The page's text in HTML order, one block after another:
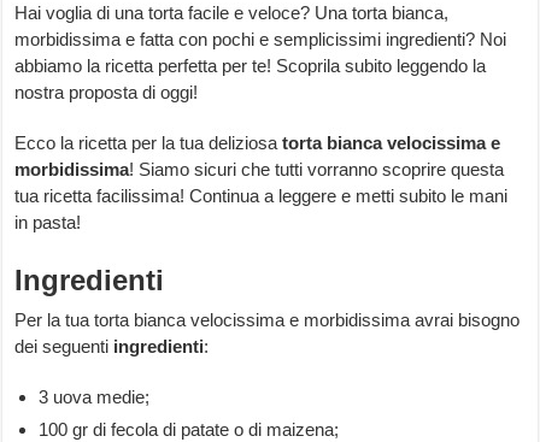
Hai voglia di una torta facile e veloce? Una torta bianca,
morbidissima e fatta con pochi e semplicissimi ingredienti? Noi
abbiamo la ricetta perfetta per te! Scoprila subito leggendo la
nostra proposta di oggi!
Ecco la ricetta per la tua deliziosatorta bianca velocissima e
morbidissima! Siamo sicuri che tutti vorranno scoprire questa
tua ricetta facilissima! Continua a leggere e metti subito le mani
in pasta!
Ingredienti
Per la tua torta bianca velocissima e morbidissima avrai bisogno
dei seguenti ingredienti:
3 uova medie;
100 gr di fecola di patate o di maizena;